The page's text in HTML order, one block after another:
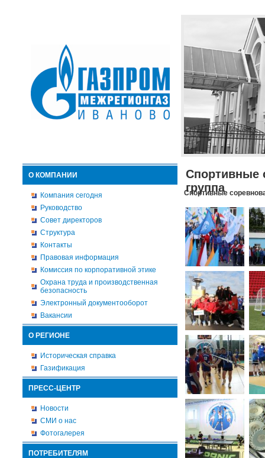
О КОМПАНИИ
Компания сегодня
Руководство
Совет директоров
Структура
Контакты
Правовая информация
Комиссия по корпоративной этике
Охрана труда и производственная
безопасность
Электронный документооборот
Вакансии
О РЕГИОНЕ
Историческая справка
Газификация
ПРЕСС-ЦЕНТР
Новости
СМИ о нас
Фотогалерея
ПОТРЕБИТЕЛЯМ
Спортивные
группа
Спортивные